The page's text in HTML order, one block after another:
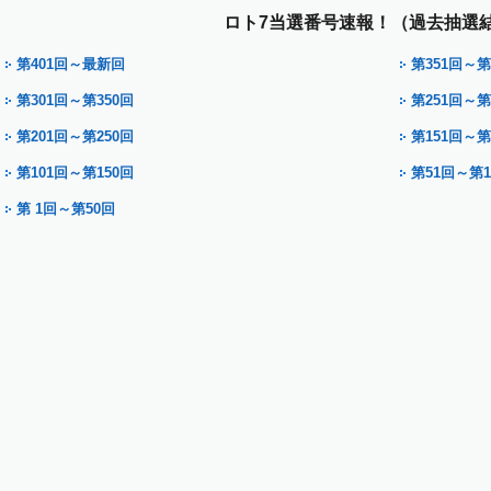
ロト7当選番号速報！（過去抽選
第401回～最新回 第351回～
第301回～第350回 第251回～
第201回～第250回 第151回～
第101回～第150回 第51回～第
第 1回～第50回